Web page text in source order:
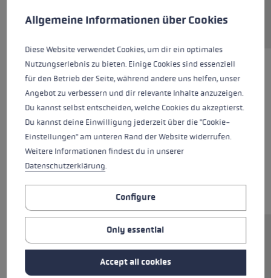
Request sparepart
Stöcke. Abmessungen: 12x315mm.
Rohrmaterial: Carbon.
This website uses cookies to give you the best possible experience.
Allgemeine Informationen über Cookies
Diese Website verwendet Cookies, um dir ein optimales
Nutzungserlebnis zu bieten. Einige Cookies sind essenziell
für den Betrieb der Seite, während andere uns helfen, unser
Angebot zu verbessern und dir relevante Inhalte anzuzeigen.
Du kannst selbst entscheiden, welche Cookies du akzeptierst.
Du kannst deine Einwilligung jederzeit über die "Cookie-
Einstellungen" am unteren Rand der Website widerrufen.
Weitere Informationen findest du in unserer
Datenschutzerklärung.
Configure
Only essential
Accept all cookies